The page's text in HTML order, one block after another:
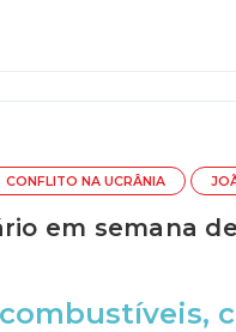
CONFLITO NA UCRÂNIA
em semana